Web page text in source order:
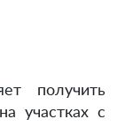
получить
участках с